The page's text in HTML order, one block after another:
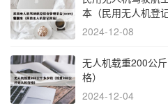
本（民用无人机登
2024-12-08
无人机载重200公
格）
2024-12-04